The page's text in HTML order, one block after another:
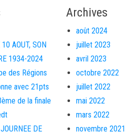
AOUT, SON
1934-2024
des Régions
avec 21pts
de la finale
DE
Archives
août 2024
juillet 2023
avril 2023
octobre 2022
juillet 2022
mai 2022
mars 2022
novembre 2021